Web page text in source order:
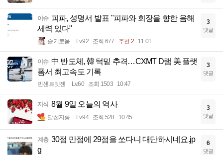
이슈 피파, 성명서 발표 "피파와 회장을 향한 음해
세력 있다"
슬기로움 Lv.92 조회 677 추천 2 11:01
3
댓글
이슈 中 반도체, 韓 턱밑 추격…CXMT D램 美 플랫
폼서 최고속도 기록
빈센트멧젠 Lv.60 조회 1503 10:47
3
댓글
지식 8월 9일 오늘의 역사
달섭지롱 Lv.94 조회 528 10:45
3
댓글
계층 30점 만점에 29점을 쏘다니 대단하시네요.jp
g
6
댓글